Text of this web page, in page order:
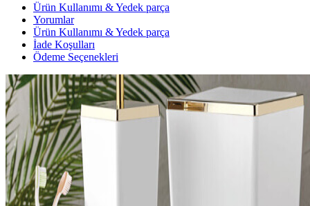
Ürün Kullanımı & Yedek parça
Yorumlar
Ürün Kullanımı & Yedek parça
İade Koşulları
Ödeme Seçenekleri